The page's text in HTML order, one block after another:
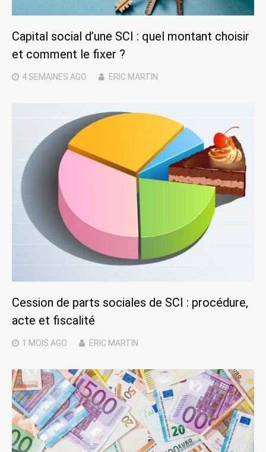
Capital social d’une SCI : quel montant choisir
et comment le fixer ?
4 SEMAINES AGO ERIC MARTIN
Cession de parts sociales de SCI : procédure,
acte et fiscalité
1 MOIS AGO ERIC MARTIN